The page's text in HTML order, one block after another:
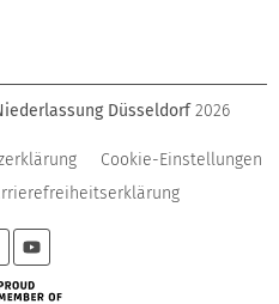
Düsseldorf 2026
Cookie-Einstellungen